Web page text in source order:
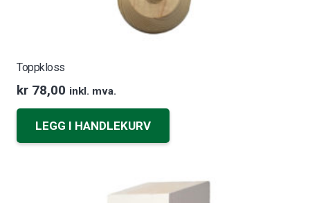
Toppkloss
kr 78,00 inkl. mva.
LEGG I HANDLEKURV